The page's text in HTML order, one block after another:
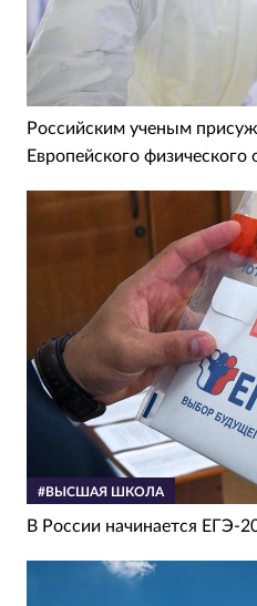
Российским ученым
Европейского физического
#ВЫСШАЯ ШКОЛА
В России начинается ЕГЭ-